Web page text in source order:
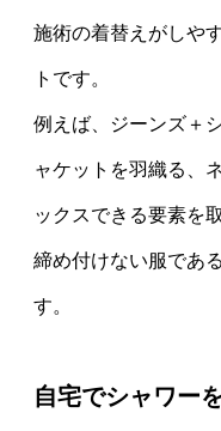
施術の着替えがしや
トです。
例えば、ジーンズ＋
ャケットを羽織る、
ックスできる要素を
締め付けない服であ
す。
自宅でシャワー